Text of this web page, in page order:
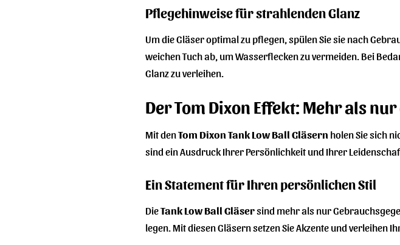
Pflegehinweise für strahlenden Glanz
Um die Gläser optimal zu pflegen, spülen Sie sie nach
weichen Tuch ab, um Wasserflecken zu vermeiden. Bei
Glanz zu verleihen.
Der Tom Dixon Effekt: Mehr als nur
Mit denTom Dixon Tank Low Ball Gläsern holen Sie sich
sind ein Ausdruck Ihrer Persönlichkeit und Ihrer
Ein Statement für Ihren persönlichen Stil
DieTank Low Ball Gläsersind mehr als nur
legen. Mit diesen Gläsern setzen Sie Akzente und verleihen